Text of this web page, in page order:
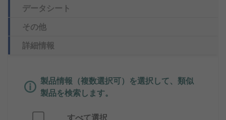
データシート
その他
詳細情報
製品情報（複数選択可）を選択して、類似
製品を検索します。
すべて選択